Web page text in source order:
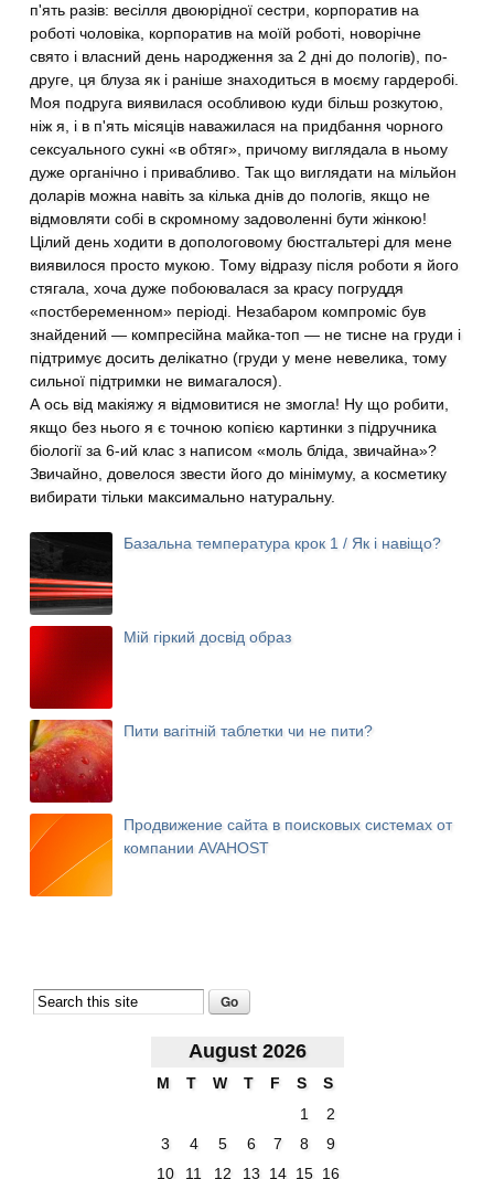
п'ять разів: весілля двоюрідної сестри, корпоратив на
роботі чоловіка, корпоратив на моїй роботі, новорічне
свято і власний день народження за 2 дні до пологів), по-
друге, ця блуза як і раніше знаходиться в моєму гардеробі.
Моя подруга виявилася особливою куди більш розкутою,
ніж я, і в п'ять місяців наважилася на придбання чорного
сексуального сукні «в обтяг», причому виглядала в ньому
дуже органічно і привабливо. Так що виглядати на мільйон
доларів можна навіть за кілька днів до пологів, якщо не
відмовляти собі в скромному задоволенні бути жінкою!
Цілий день ходити в допологовому бюстгальтері для мене
виявилося просто мукою. Тому відразу після роботи я його
стягала, хоча дуже побоювалася за красу погруддя
«постбеременном» періоді. Незабаром компроміс був
знайдений — компресійна майка-топ — не тисне на груди і
підтримує досить делікатно (груди у мене невелика, тому
сильної підтримки не вимагалося).
А ось від макіяжу я відмовитися не змогла! Ну що робити,
якщо без нього я є точною копією картинки з підручника
біології за 6-ий клас з написом «моль бліда, звичайна»?
Звичайно, довелося звести його до мінімуму, а косметику
вибирати тільки максимально натуральну.
Базальна температура крок 1 / Як і навіщо?
Мій гіркий досвід образ
Пити вагітній таблетки чи не пити?
Продвижение сайта в поисковых системах от
компании AVAHOST
August 2026
M T W T F S S
1
2
3
4 5 6 7 8
9
10
11 12 13 14 15 16